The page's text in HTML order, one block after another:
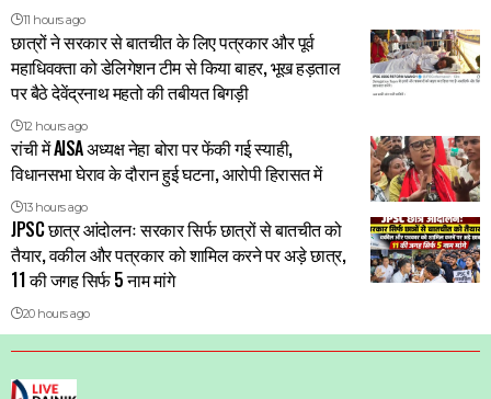
11 hours ago
छात्रों ने सरकार से बातचीत के लिए पत्रकार और पूर्व
महाधिवक्ता को डेलिगेशन टीम से किया बाहर, भूख हड़ताल
पर बैठे देवेंद्रनाथ महतो की तबीयत बिगड़ी
12 hours ago
रांची में AISA अध्यक्ष नेहा बोरा पर फेंकी गई स्याही,
विधानसभा घेराव के दौरान हुई घटना, आरोपी हिरासत में
13 hours ago
JPSC छात्र आंदोलनः सरकार सिर्फ छात्रों से बातचीत को
तैयार, वकील और पत्रकार को शामिल करने पर अड़े छात्र,
11 की जगह सिर्फ 5 नाम मांगे
20 hours ago